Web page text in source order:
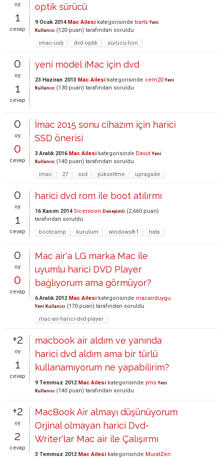
oy
1
cevap
optik sürücü
9 Ocak 2014 Mac Ailesi kategorisinde barts Yeni
Kullanıcı (120 puan) tarafından soruldu
imac-usb
dvd-optik sürücü-lion
0
oy
1
cevap
yeni model iMac için dvd
23 Haziran 2013 Mac Ailesi kategorisinde cem20 Yeni
Kullanıcı (130 puan) tarafından soruldu
0
oy
0
cevap
İmac 2015 sonu cihazım için harici
SSD önerisi
3 Aralık 2016 Mac Ailesi kategorisinde Davut Yeni
Kullanıcı (140 puan) tarafından soruldu
imac
27 ssd yükseltme upragade
0
oy
1
cevap
harici dvd rom ile boot atılırmı
16 Kasım 2014 Sicersoon Deneyimli (2,660 puan)
tarafından soruldu
bootcamp
kurulum windows8-1 hata
0
oy
0
cevap
Mac air'a LG marka Mac ile
uyumlu harici DVD Player
bağlıyorum ama görmüyor?
6 Aralık 2012 Mac Ailesi kategorisinde macairduygu
Yeni Kullanıcı (170 puan) tarafından soruldu
mac-air-harici-dvd-player
+2
oy
1
cevap
macbook air aldım ve yanında
harici dvd aldım ama bir türlü
kullanamıyorum ne yapabilirim?
9 Temmuz 2012 Mac Ailesi kategorisinde yms Yeni
Kullanıcı (140 puan) tarafından soruldu
+2
oy
2
cevap
MacBook Air almayı düşünüyorum
Orjinal olmayan harici Dvd-
Writer'lar Mac air ile Çalışırmı
3 Temmuz 2012 Mac Ailesi kategorisinde MuratZen